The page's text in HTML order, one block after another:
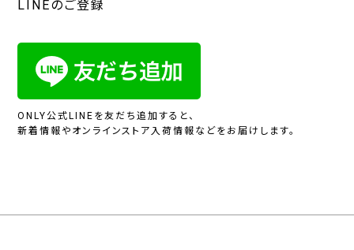
LINEのご登録
ONLY公式LINEを友だち追加すると、
新着情報やオンラインストア入荷情報などをお届けします。